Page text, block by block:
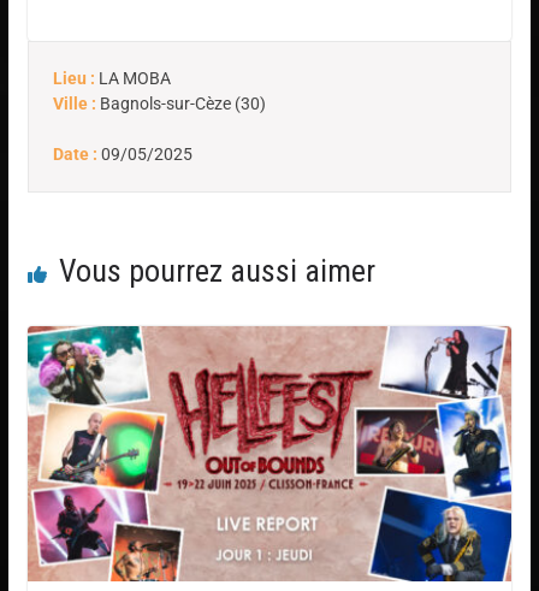
Lieu : LA MOBA
Ville : Bagnols-sur-Cèze (30)
Date : 09/05/2025
Vous pourrez aussi aimer